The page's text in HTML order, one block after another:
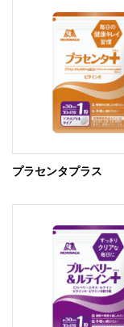
プラセンタプラス